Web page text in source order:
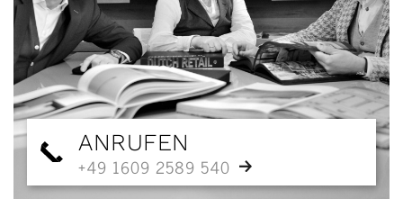
ANRUFEN
+49 1609 2589 540